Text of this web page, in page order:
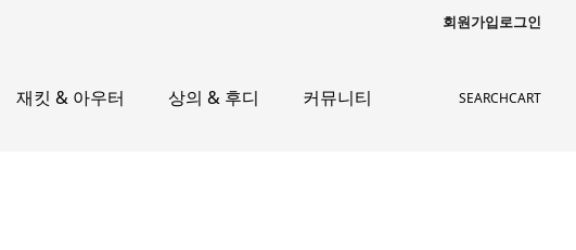
회원가입로그인
재킷 & 아우터 상의 & 후디 커뮤니티 SEARCHCART